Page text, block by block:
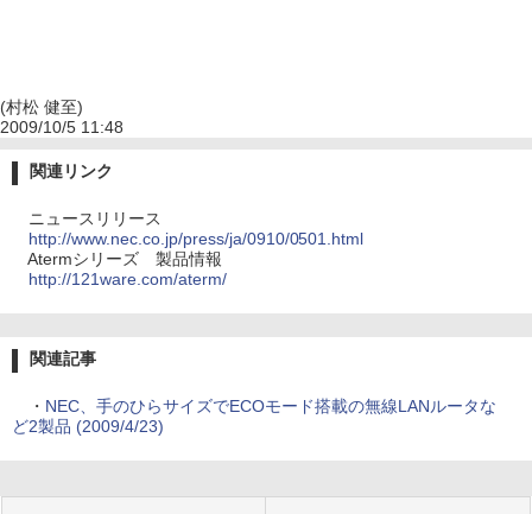
(村松 健至)
2009/10/5 11:48
関連リンク
ニュースリリース
http://www.nec.co.jp/press/ja/0910/0501.html
Atermシリーズ 製品情報
http://121ware.com/aterm/
関連記事
・ NEC、手のひらサイズでECOモード搭載の無線LANルータな
ど2製品 (2009/4/23)